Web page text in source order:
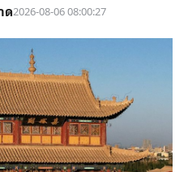
ด2026-08-06 08:00:27